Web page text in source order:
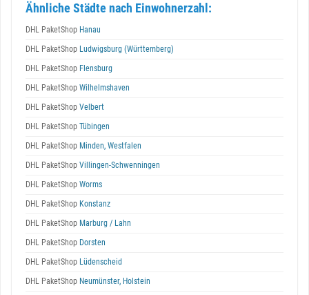
Ähnliche Städte nach Einwohnerzahl:
DHL PaketShop Hanau
DHL PaketShop Ludwigsburg (Württemberg)
DHL PaketShop Flensburg
DHL PaketShop Wilhelmshaven
DHL PaketShop Velbert
DHL PaketShop Tübingen
DHL PaketShop Minden, Westfalen
DHL PaketShop Villingen-Schwenningen
DHL PaketShop Worms
DHL PaketShop Konstanz
DHL PaketShop Marburg / Lahn
DHL PaketShop Dorsten
DHL PaketShop Lüdenscheid
DHL PaketShop Neumünster, Holstein